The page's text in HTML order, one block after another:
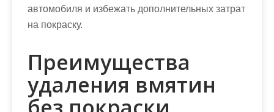
автомобиля и избежать дополнительных затрат
на покраску.
Преимущества
удаления вмятин